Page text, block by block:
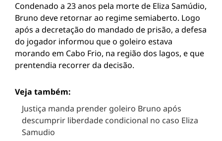
Condenado a 23 anos pela morte de Eliza Samúdio,
Bruno deve retornar ao regime semiaberto. Logo
após a decretação do mandado de prisão, a defesa
do jogador informou que o goleiro estava
morando em Cabo Frio, na região dos lagos, e que
prentendia recorrer da decisão.
Veja também:
Justiça manda prender goleiro Bruno após
descumprir liberdade condicional no caso Eliza
Samudio